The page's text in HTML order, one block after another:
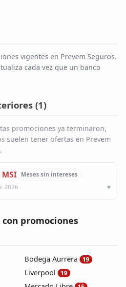
vigentes en Prevem Seguros.
cada vez que un banco
(1)
promociones ya terminaron,
suelen tener ofertas en Prevem
MSI Meses sin intereses
2026
promociones
Bodega Aurrera 19
Liverpool 19